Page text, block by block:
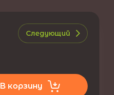
Следующий
В корзину